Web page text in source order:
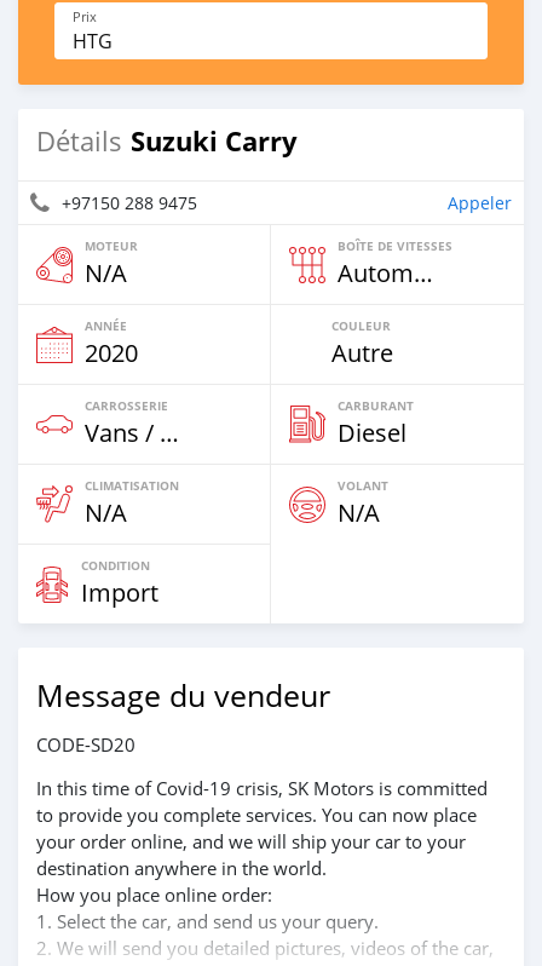
Prix
HTG
Détails Suzuki Carry
+97150 288 9475 Appeler
MOTEUR
N/A
BOÎTE DE VITESSES
Automatique
ANNÉE
2020
COULEUR
Autre
CARROSSERIE
Vans / Camion De Moins De 7,5t
CARBURANT
Diesel
CLIMATISATION
N/A
VOLANT
N/A
CONDITION
Import
Message du vendeur
CODE-SD20
In this time of Covid-19 crisis, SK Motors is committed
to provide you complete services. You can now place
your order online, and we will ship your car to your
destination anywhere in the world.
How you place online order:
1. Select the car, and send us your query.
2. We will send you detailed pictures, videos of the car,